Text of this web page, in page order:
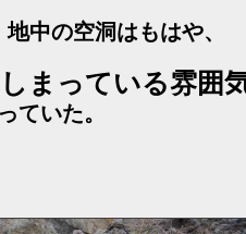
中の空洞はもはや、
まっている雰囲
ていた。